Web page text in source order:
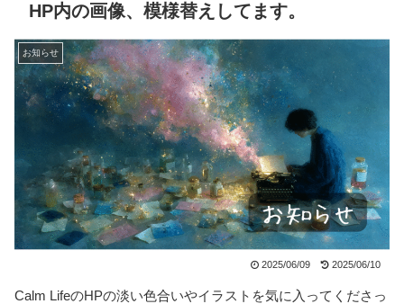
HP内の画像、模様替えしてます。
お知らせ
2025/06/09 2025/06/10
Calm LifeのHPの淡い色合いやイラストを気に入ってくださっ